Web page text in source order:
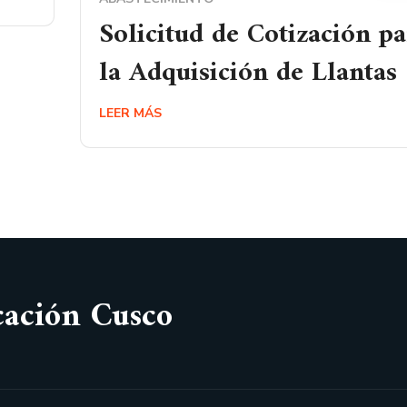
Solicitud de Cotización
la Adquisición de Llantas
LEER MÁS
Cusco